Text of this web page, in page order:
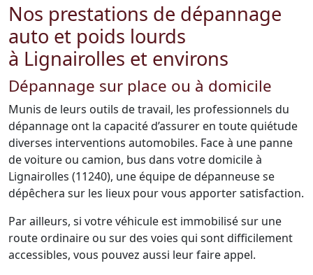
Nos prestations de dépannage
auto et poids lourds
à Lignairolles et environs
Dépannage sur place ou à domicile
Munis de leurs outils de travail, les professionnels du
dépannage ont la capacité d’assurer en toute quiétude
diverses interventions automobiles. Face à une panne
de voiture ou camion, bus dans votre domicile à
Lignairolles (11240), une équipe de dépanneuse se
dépêchera sur les lieux pour vous apporter satisfaction.
Par ailleurs, si votre véhicule est immobilisé sur une
route ordinaire ou sur des voies qui sont difficilement
accessibles, vous pouvez aussi leur faire appel.